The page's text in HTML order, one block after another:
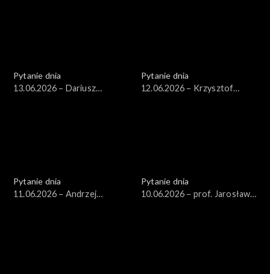
Pytanie dnia
13.06.2026 – Dariusz
Pytanie dnia
12.06.2026 – Krzysztof
Pytanie dnia
11.06.2026 – Andrzej
Pytanie dnia
10.06.2026 – prof. Jarosław